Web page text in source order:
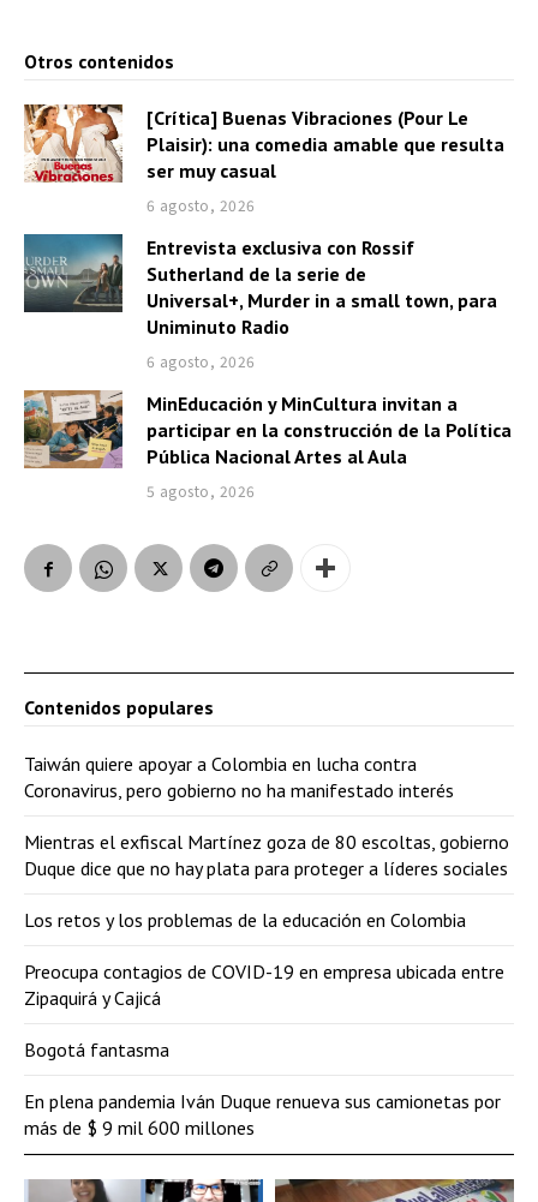
Otros contenidos
[Crítica] Buenas Vibraciones (Pour Le
Plaisir): una comedia amable que resulta
ser muy casual
6 agosto, 2026
Entrevista exclusiva con Rossif
Sutherland de la serie de
Universal+, Murder in a small town, para
Uniminuto Radio
6 agosto, 2026
MinEducación y MinCultura invitan a
participar en la construcción de la Política
Pública Nacional Artes al Aula
5 agosto, 2026
Contenidos populares
Taiwán quiere apoyar a Colombia en lucha contra
Coronavirus, pero gobierno no ha manifestado interés
Mientras el exfiscal Martínez goza de 80 escoltas, gobierno
Duque dice que no hay plata para proteger a líderes sociales
Los retos y los problemas de la educación en Colombia
Preocupa contagios de COVID-19 en empresa ubicada entre
Zipaquirá y Cajicá
Bogotá fantasma
En plena pandemia Iván Duque renueva sus camionetas por
más de $ 9 mil 600 millones